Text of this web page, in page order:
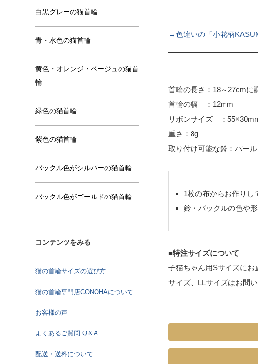
→色違いの「小花柄
首輪の長さ：18～27cmに
首輪の幅 ：12mm
リボンサイズ ：
重さ：8g
取り付け可能な鈴：パー
1枚の布からお作りし
鈴・バックルの色や
■特注サイズについて
子猫ちゃん用Sサイズにお
サイズ、LLサイズはお問
白黒グレーの猫首輪
青・水色の猫首輪
黄色・オレンジ・ベージュの猫首
輪
緑色の猫首輪
紫色の猫首輪
バックル色がシルバーの猫首輪
バックル色がゴールドの猫首輪
コンテンツをみる
猫の首輪サイズの選び方
猫の首輪専門店CONOHAについて
お客様の声
よくあるご質問 Q＆A
配送・送料について